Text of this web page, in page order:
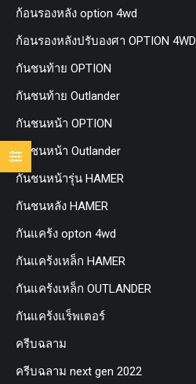
ก้อนรองหลัง option 4wd
ก้อนรองหลังปรับองศา OPTION 4WD
กันชนท้าย OPTION
กันชนท้าย Outlander
กันชนหน้า OPTION
กันชนหน้า Outlander
กันชนหน้ารุ่น HAMER
กันชนหลัง HAMER
กันแคร้ง opton 4wd
กันแคร้งเหล็ก HAMER
กันแคร้งเหล็ก OUTLANDER
กันแคร้งแร็พเตอร์
ครีบฉลาม
ครีบฉลาม next gen 2022